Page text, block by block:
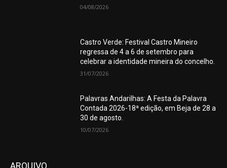
04/08/2026
Castro Verde: Festival Castro Mineiro
regressa de 4 a 6 de setembro para
celebrar a identidade mineira do concelho.
31/07/2026
Palavras Andarilhas: A Festa da Palavra
Contada 2026-18ª edição, em Beja de 28 a
30 de agosto.
10/07/2026
ARQUIVO